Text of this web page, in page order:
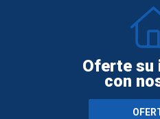
Oferte su
con